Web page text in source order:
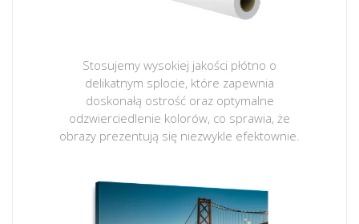
Stosujemy wysokiej jakości płótno o
delikatnym splocie, które zapewnia
doskonałą ostrość oraz optymalne
odzwierciedlenie kolorów, co sprawia, że
obrazy prezentują się niezwykle efektownie.